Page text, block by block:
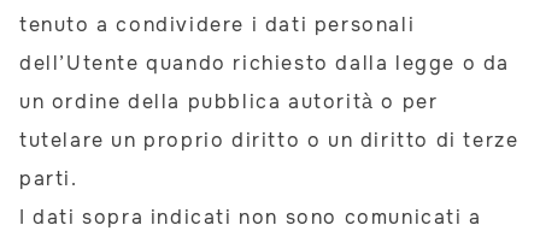
tenuto a condividere i dati personali
dell’Utente quando richiesto dalla legge o da
un ordine della pubblica autorità o per
tutelare un proprio diritto o un diritto di terze
parti.
I dati sopra indicati non sono comunicati a